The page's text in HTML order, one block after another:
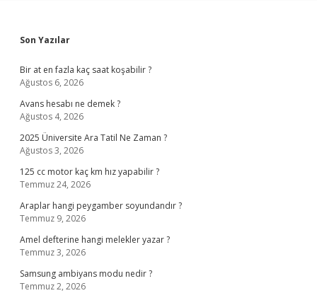
Sidebar
Son Yazılar
Bir at en fazla kaç saat koşabilir ?
Ağustos 6, 2026
Avans hesabı ne demek ?
Ağustos 4, 2026
2025 Üniversite Ara Tatil Ne Zaman ?
Ağustos 3, 2026
125 cc motor kaç km hız yapabilir ?
Temmuz 24, 2026
Araplar hangi peygamber soyundandır ?
Temmuz 9, 2026
Amel defterine hangi melekler yazar ?
Temmuz 3, 2026
Samsung ambiyans modu nedir ?
Temmuz 2, 2026